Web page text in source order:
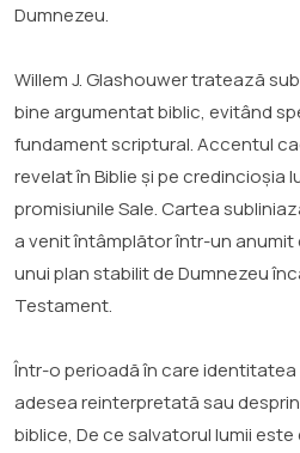
Dumnezeu.
Willem J. Glashouwer tratează
bine argumentat biblic, evitând
fundament scriptural. Accentul
revelat în Biblie și pe credincioșia
promisiunile Sale. Cartea
a venit întâmplător într-un
unui plan stabilit de Dumnezeu
Testament.
Într-o perioadă în care
adesea reinterpretată sau
biblice, De ce salvatorul lumii